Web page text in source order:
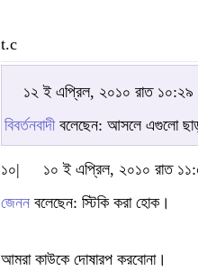
t.c
১২ ই এপ্রিল, ২০১০ রাত ১০:২৯
বিবর্তনবাদীবলেছেন: আসলে এগুলো
১০|
১০ ই এপ্রিল, ২০১০ রাত
জেনন বলেছেন: স্টিকি করা হোক।
আমরা কাউকে দোষারপ করবোনা।